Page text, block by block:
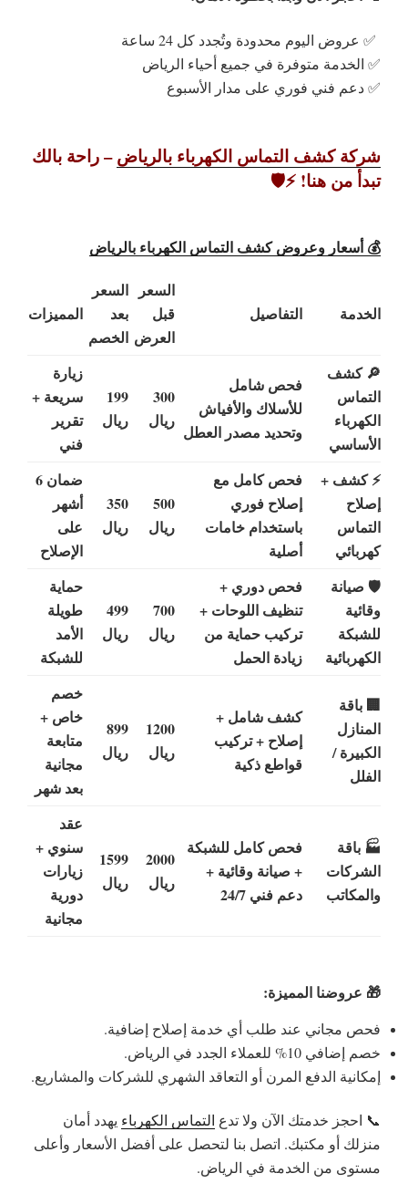
✅ عروض اليوم محدودة وتُجدد كل 24 ساعة
✅ الخدمة متوفرة في جميع أحياء الرياض
✅ دعم فني فوري على مدار الأسبوع
شركة كشف التماس الكهرباء بالرياض– راحة بالك
تبدأ من هنا! ⚡️🛡️
💰 أسعار وعروض كشف التماس الكهرباء بالرياض
الخدمة التفاصيل
السعر
قبل
العرض
السعر
بعد
الخصم
المميزات
🔎 كشف
التماس
الكهرباء
الأساسي
فحص شامل
للأسلاك والأفياش
وتحديد مصدر العطل
300
ريال
199
ريال
زيارة
سريعة +
تقرير
فني
⚡ كشف +
إصلاح
التماس
كهربائي
فحص كامل مع
إصلاح فوري
باستخدام خامات
أصلية
500
ريال
350
ريال
ضمان 6
أشهر
على
الإصلاح
🛡 صيانة
وقائية
للشبكة
الكهربائية
فحص دوري +
تنظيف اللوحات +
تركيب حماية من
زيادة الحمل
700
ريال
499
ريال
حماية
طويلة
الأمد
للشبكة
🏢 باقة
المنازل
الكبيرة /
الفلل
كشف شامل +
إصلاح + تركيب
قواطع ذكية
1200
ريال
899
ريال
خصم
خاص +
متابعة
مجانية
بعد شهر
🏭 باقة
الشركات
والمكاتب
فحص كامل للشبكة
+ صيانة وقائية +
دعم فني 24/7
2000
ريال
1599
ريال
عقد
سنوي +
زيارات
دورية
مجانية
🎁 عروضنا المميزة:
فحص مجاني عند طلب أي خدمة إصلاح إضافية.
خصم إضافي 10% للعملاء الجدد في الرياض.
إمكانية الدفع المرن أو التعاقد الشهري للشركات والمشاريع.
📞 احجز خدمتك الآن ولا تدع التماس الكهرباء يهدد أمان
منزلك أو مكتبك. اتصل بنا لتحصل على أفضل الأسعار وأعلى
مستوى من الخدمة في الرياض.